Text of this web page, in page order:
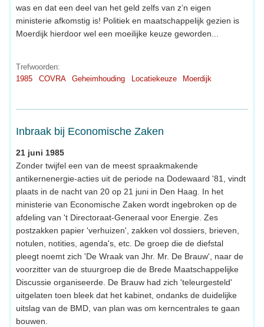
was en dat een deel van het geld zelfs van z’n eigen
ministerie afkomstig is! Politiek en maatschappelijk gezien is
Moerdijk hierdoor wel een moeilijke keuze geworden...
Trefwoorden:
1985
COVRA Geheimhouding Locatiekeuze Moerdijk
Inbraak bij Economische Zaken
21 juni 1985
Zonder twijfel een van de meest spraakmakende
antikernenergie-acties uit de periode na Dodewaard '81, vindt
plaats in de nacht van 20 op 21 juni in Den Haag. In het
ministerie van Economische Zaken wordt ingebroken op de
afdeling van 't Directoraat-Generaal voor Energie. Zes
postzakken papier 'verhuizen', zakken vol dossiers, brieven,
notulen, notities, agenda's, etc. De groep die de diefstal
pleegt noemt zich 'De Wraak van Jhr. Mr. De Brauw', naar de
voorzitter van de stuurgroep die de Brede Maatschappelijke
Discussie organiseerde. De Brauw had zich 'teleurgesteld'
uitgelaten toen bleek dat het kabinet, ondanks de duidelijke
uitslag van de BMD, van plan was om kerncentrales te gaan
bouwen.